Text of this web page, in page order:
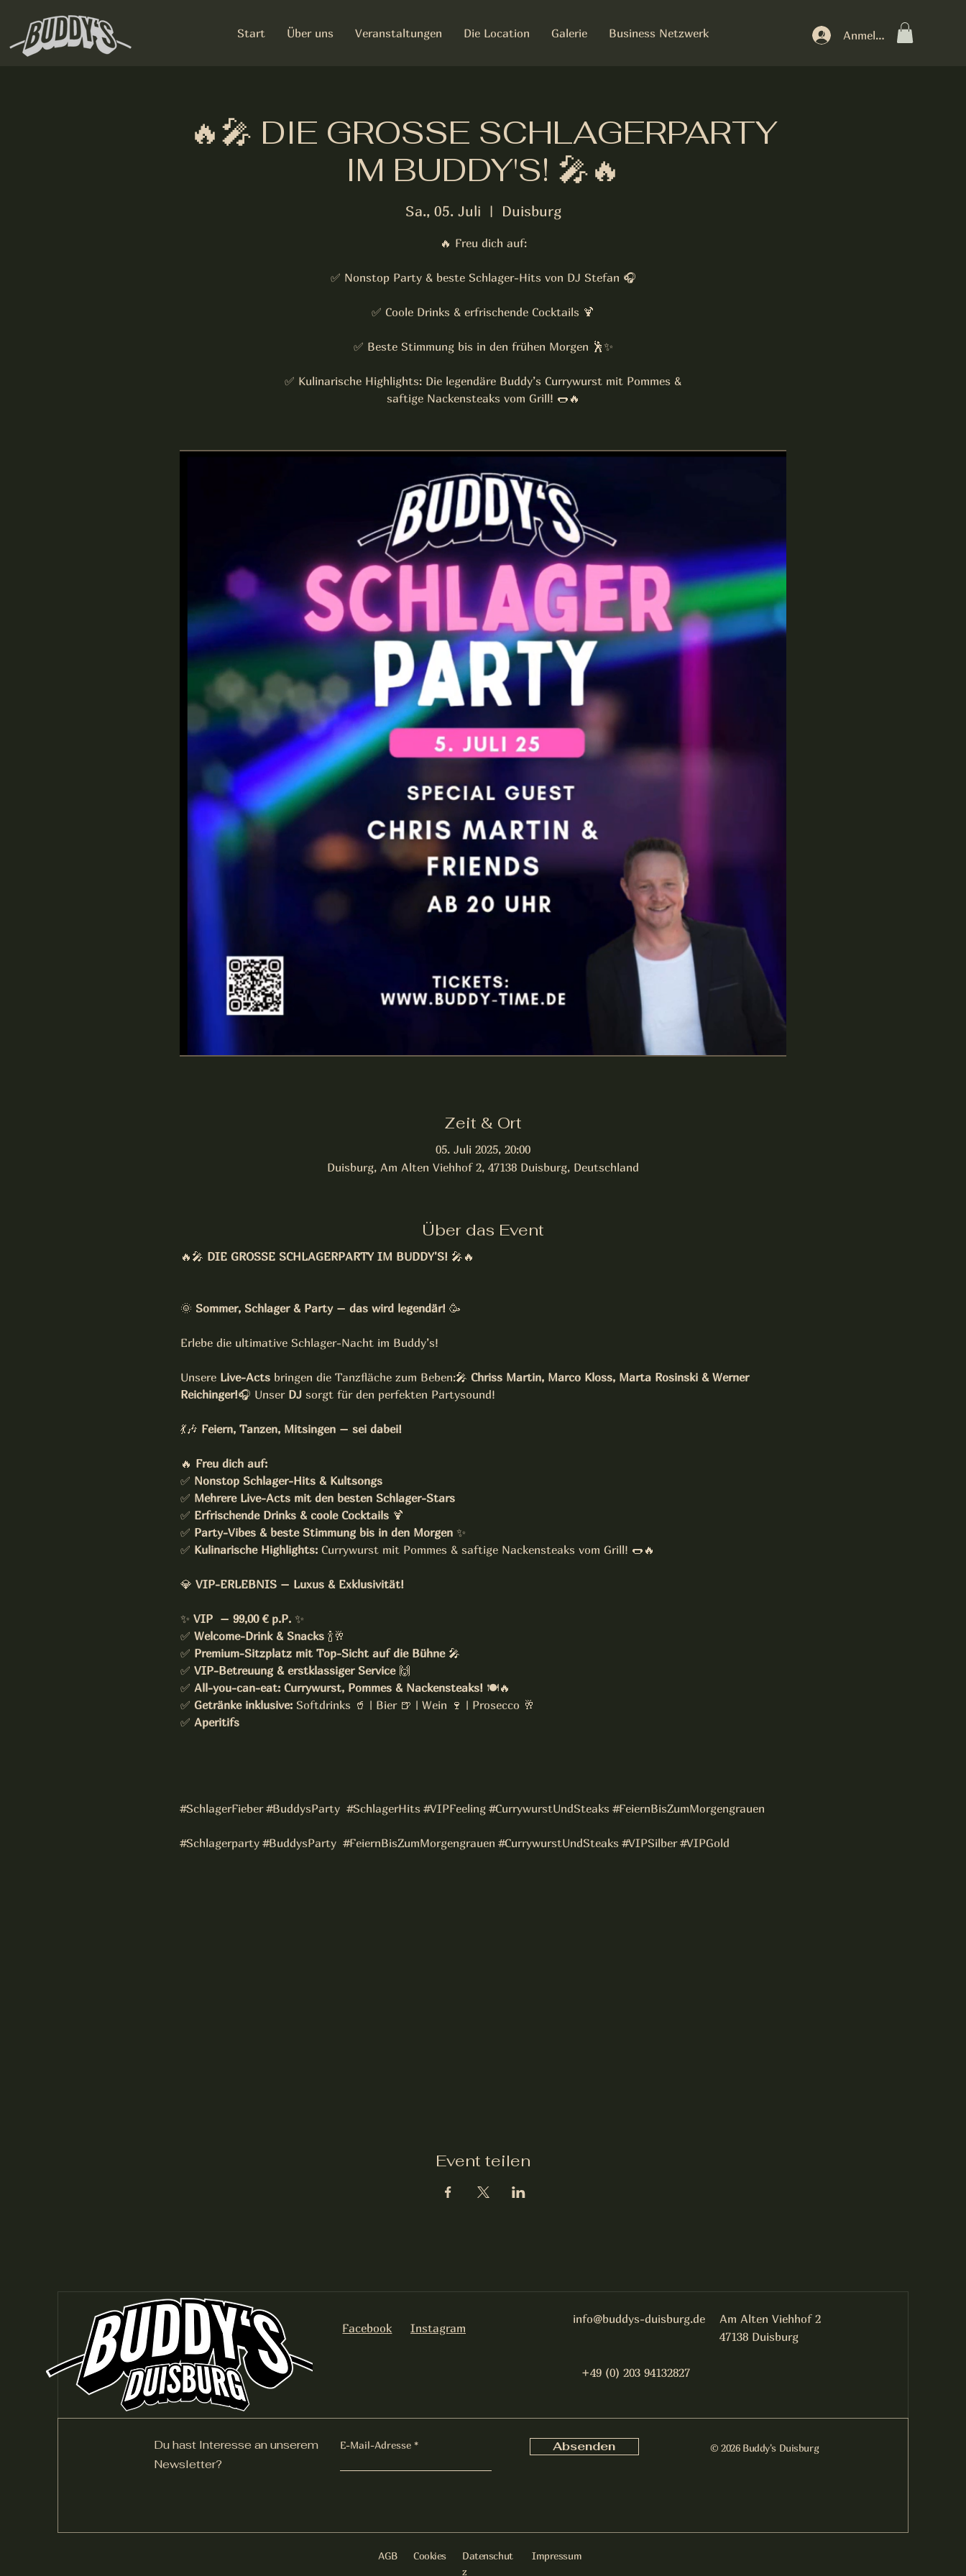
Anmelden
Start Über uns Veranstaltungen Die Location Galerie Business Netzwerk
🔥🎤 DIE GROSSE SCHLAGERPARTY
IM BUDDY'S! 🎤🔥
Sa., 05. Juli
  |
Duisburg
🔥 Freu dich auf:
✅ Nonstop Party & beste Schlager-Hits von DJ Stefan 🎧
✅ Coole Drinks & erfrischende Cocktails 🍹
✅ Beste Stimmung bis in den frühen Morgen 🕺✨
✅ Kulinarische Highlights: Die legendäre Buddy’s Currywurst mit Pommes &
saftige Nackensteaks vom Grill! 🌭🔥
Zeit & Ort
05. Juli 2025, 20:00
Duisburg, Am Alten Viehhof 2, 47138 Duisburg, Deutschland
Über das Event
🔥🎤 DIE GROSSE SCHLAGERPARTY IM BUDDY'S! 🎤🔥
🌞 Sommer, Schlager & Party – das wird legendär! 🥳
Erlebe die ultimative Schlager-Nacht im Buddy’s!
Unsere Live-Acts bringen die Tanzfläche zum Beben:🎤 Chriss Martin, Marco Kloss, Marta Rosinski & Werner
Reichinger!🎧 Unser DJ sorgt für den perfekten Partysound!
💃🎶 Feiern, Tanzen, Mitsingen – sei dabei!
🔥 Freu dich auf:
✅ Nonstop Schlager-Hits & Kultsongs
✅ Mehrere Live-Acts mit den besten Schlager-Stars
✅ Erfrischende Drinks & coole Cocktails 🍹
✅ Party-Vibes & beste Stimmung bis in den Morgen ✨
✅ Kulinarische Highlights: Currywurst mit Pommes & saftige Nackensteaks vom Grill! 🌭🔥
💎 VIP-ERLEBNIS – Luxus & Exklusivität!
✨ VIP  – 99,00 € p.P. ✨
✅ Welcome-Drink & Snacks 🍾🥂
✅ Premium-Sitzplatz mit Top-Sicht auf die Bühne 🎤
✅ VIP-Betreuung & erstklassiger Service 🙌
✅ All-you-can-eat: Currywurst, Pommes & Nackensteaks! 🍽🔥
✅ Getränke inklusive: Softdrinks 🥤 | Bier 🍺 | Wein 🍷 | Prosecco 🥂
✅ Aperitifs
#SchlagerFieber #BuddysParty #SchlagerHits #VIPFeeling #CurrywurstUndSteaks #FeiernBisZumMorgengrauen
#Schlagerparty #BuddysParty #FeiernBisZumMorgengrauen #CurrywurstUndSteaks #VIPSilber #VIPGold
Event teilen
Facebook Instagram
info@buddys-duisburg.de
Am Alten Viehhof 2
47138 Duisburg
+49 (0) 203 94132827
Du hast Interesse an unserem
Newsletter?
E-Mail-Adresse Absenden © 2026 Buddy's Duisburg
AGB Cookies
Datenschut
z
Impressum